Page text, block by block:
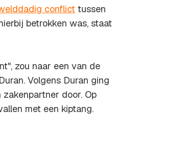
conflict tussen
betrokken was, staat
zou naar een van de
Volgens Duran ging
door. Op
met een kiptang.